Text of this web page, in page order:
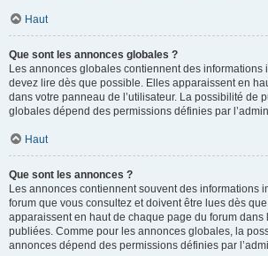
Haut
Que sont les annonces globales ?
Les annonces globales contiennent des informations
devez lire dès que possible. Elles apparaissent en
dans votre panneau de l’utilisateur. La possibilité de
globales dépend des permissions définies par
Haut
Que sont les annonces ?
Les annonces contiennent souvent des informations
forum que vous consultez et doivent être lues dès
apparaissent en haut de chaque page du forum dans
publiées. Comme pour les annonces globales, la
annonces dépend des permissions définies par